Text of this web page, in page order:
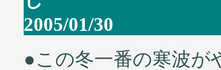
2005/01/30
●この冬一番の寒波が